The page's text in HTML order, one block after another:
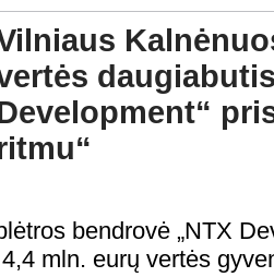
bendrovė „NTX
mln. eurų vertės